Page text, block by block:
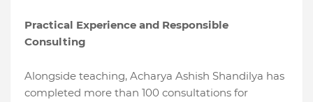
Practical Experience and Responsible
Consulting
Alongside teaching, Acharya Ashish Shandilya has
completed more than 100 consultations for